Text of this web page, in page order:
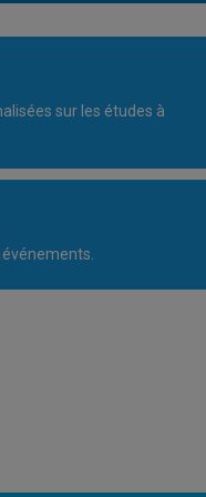
sur les études à